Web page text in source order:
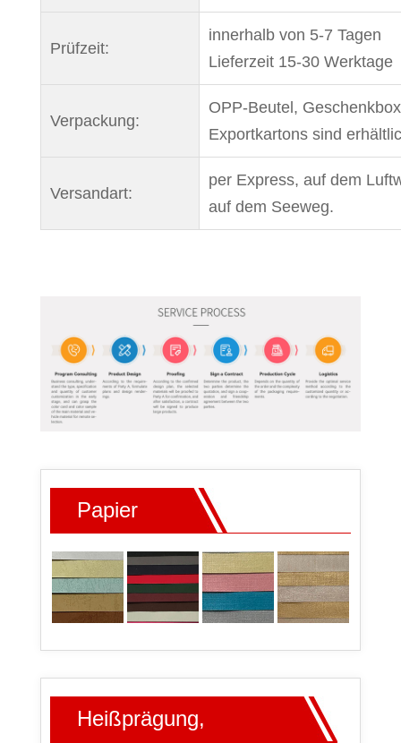
Prüfzeit:
innerhalb von 5-7 Tagen
Lieferzeit 15-30 Werktage
Verpackung:
OPP-Beutel,
Exportkartons sind
Versandart:
per Express, auf dem
auf dem Seeweg.
Papier
Heißprägung,